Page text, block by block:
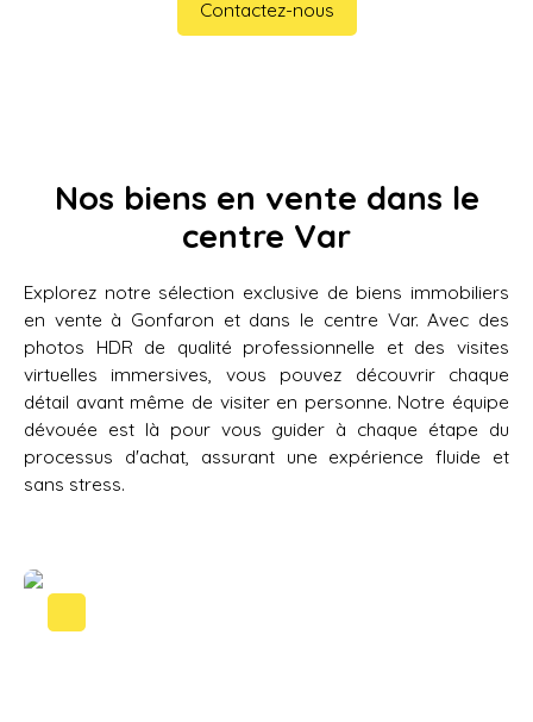
Contactez-nous
Nos biens en vente dans le
centre Var
Explorez notre sélection exclusive de biens immobiliers
en vente à Gonfaron et dans le centre Var. Avec des
photos HDR de qualité professionnelle et des visites
virtuelles immersives, vous pouvez découvrir chaque
détail avant même de visiter en personne. Notre équipe
dévouée est là pour vous guider à chaque étape du
processus d'achat, assurant une expérience fluide et
sans stress.